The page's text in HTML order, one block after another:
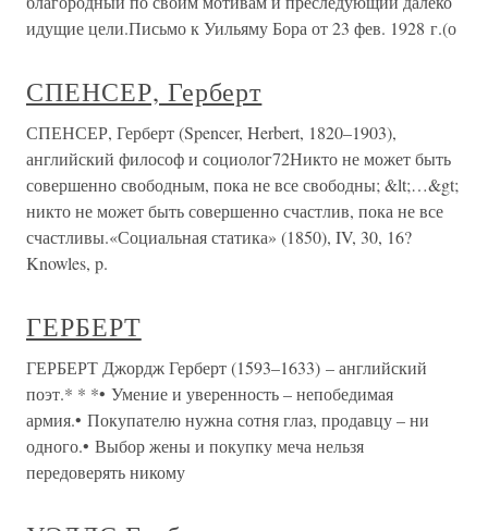
идущие цели.Письмо к Уильяму Бора от 23 фев. 1928 г.(о
СПЕНСЕР, Герберт
СПЕНСЕР, Герберт (Spencer, Herbert, 1820–1903),
английский философ и социолог72Никто не может быть
совершенно свободным, пока не все свободны; &lt;…&gt;
никто не может быть совершенно счастлив, пока не все
счастливы.«Социальная статика» (1850), IV, 30, 16?
Knowles, p.
ГЕРБЕРТ
ГЕРБЕРТ Джордж Герберт (1593–1633) – английский
поэт.* * *• Умение и уверенность – непобедимая
армия.• Покупателю нужна сотня глаз, продавцу – ни
одного.• Выбор жены и покупку меча нельзя
передоверять никому